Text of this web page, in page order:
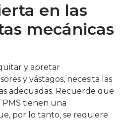
en las
mecánicas
y apretar
y vástagos, necesita las
adecuadas. Recuerde que
tienen una
por lo tanto, se requiere